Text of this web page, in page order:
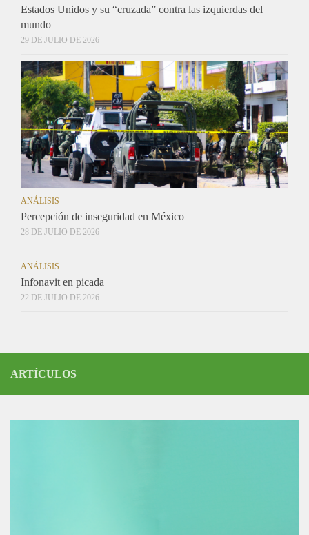
Estados Unidos y su “cruzada” contra las izquierdas del
mundo
29 DE JULIO DE 2026
ANÁLISIS
Percepción de inseguridad en México
28 DE JULIO DE 2026
ANÁLISIS
Infonavit en picada
22 DE JULIO DE 2026
ARTÍCULOS